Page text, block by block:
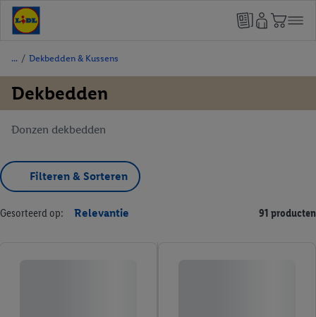
/ Dekbedden & Kussens
Dekbedden
Donzen dekbedden
Filteren & Sorteren
Gesorteerd op: Relevantie 91 producten